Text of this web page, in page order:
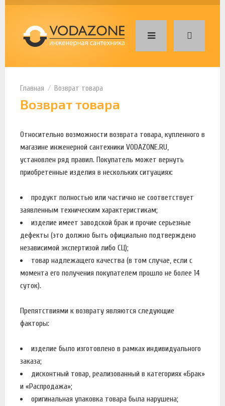
Возврат товара
Возврат товара
Относительно возможности возврата товара, купленного в
магазине инженерной сантехники VODAZONE.RU,
установлен ряд правил. Покупатель может вернуть
приобретенные изделия в нескольких ситуациях:
продукт полностью или частично не соответствует
заявленным техническим характеристикам;
изделие имеет заводской брак и прочие серьезные
дефекты (это должно быть официально подтверждено
независимой экспертизой либо СЦ);
товар надлежащего качества (в том случае, если с
момента его получения покупателем прошло не более 14
суток).
Препятствиями к возврату являются следующие
факторы:
изделие было изготовлено в рамках индивидуального
заказа;
дисконтный товар, реализованный в категориях «Брак»
и «Распродажа»;
оригинальная упаковка товара была нарушена;